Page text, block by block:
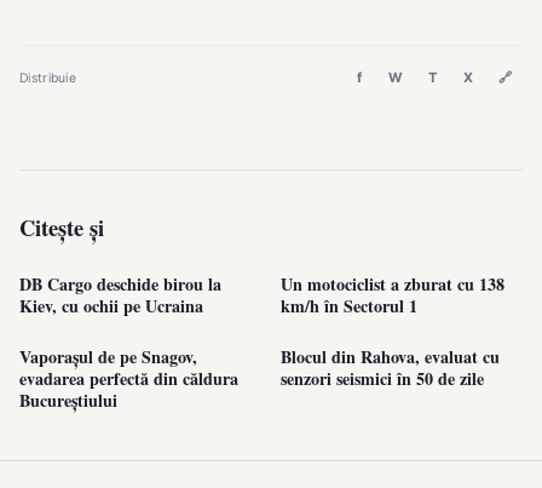
Distribuie f W T X 🔗
Citește și
DB Cargo deschide birou la
Kiev, cu ochii pe Ucraina
Un motociclist a zburat cu 138
km/h în Sectorul 1
Vaporașul de pe Snagov,
evadarea perfectă din căldura
Bucureștiului
Blocul din Rahova, evaluat cu
senzori seismici în 50 de zile